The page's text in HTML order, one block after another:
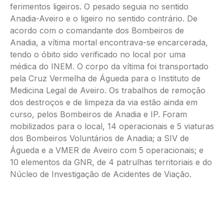
ferimentos ligeiros. O pesado seguia no sentido
Anadia-Aveiro e o ligeiro no sentido contrário. De
acordo com o comandante dos Bombeiros de
Anadia, a vítima mortal encontrava-se encarcerada,
tendo o óbito sido verificado no local por uma
médica do INEM. O corpo da vítima foi transportado
pela Cruz Vermelha de Águeda para o Instituto de
Medicina Legal de Aveiro. Os trabalhos de remoção
dos destroços e de limpeza da via estão ainda em
curso, pelos Bombeiros de Anadia e IP. Foram
mobilizados para o local, 14 operacionais e 5 viaturas
dos Bombeiros Voluntários de Anadia; a SIV de
Águeda e a VMER de Aveiro com 5 operacionais; e
10 elementos da GNR, de 4 patrulhas territoriais e do
Núcleo de Investigação de Acidentes de Viação.